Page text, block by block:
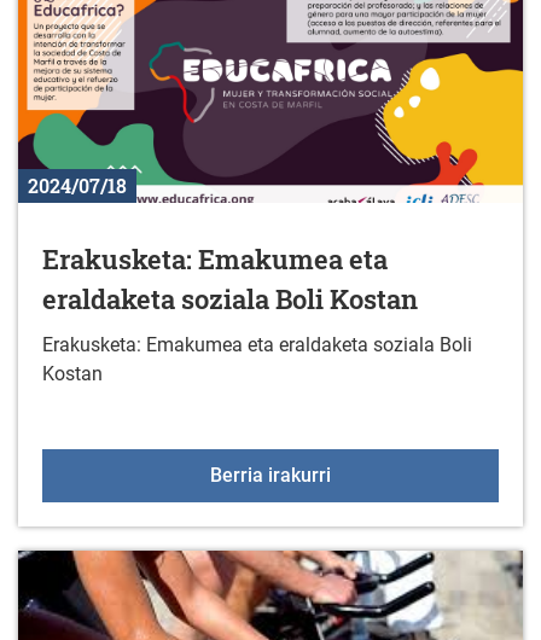
2024/07/18
Erakusketa: Emakumea eta
eraldaketa soziala Boli Kostan
Erakusketa: Emakumea eta eraldaketa soziala Boli
Kostan
Berria irakurri